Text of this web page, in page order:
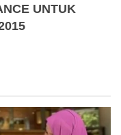
UNTUK